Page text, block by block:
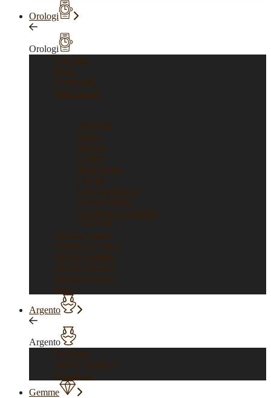
Orologi
Orologi
Vedi tutti
Rolex
Cronografi
Tutti i brand
Vedi tutti
Rolex
Bulgari
Cartier
Mont Blanc
Corum
Officine Panerai
Franck Muller
Vacheron Constantin
Vedi tutti >
Orologi vintage
Orologi di Forma
Orologi gioiello
Orologi Classici
Orologi Sportivi
Sold
Argento
Argento
Vedi tutti
Gioielli Argento
Argenteria
Gemme